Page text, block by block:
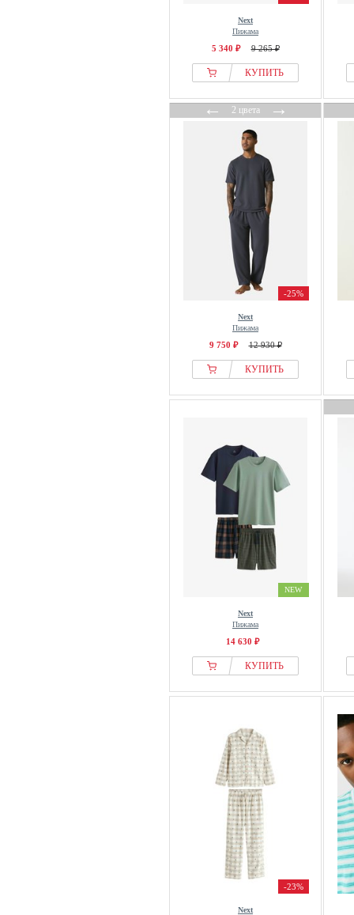
Next
Пижама
5 340 ₽ 9 265 ₽
КУПИТЬ
←2 цвета→
-25%
Next
Пижама
9 750 ₽ 12 930 ₽
КУПИТЬ
NEW
Next
Пижама
14 630 ₽
КУПИТЬ
-23%
Next